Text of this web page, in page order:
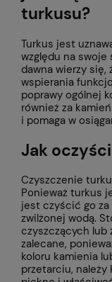
turkusu?
Turkus jest
względu na swoje
dawna wierzy się,
wspierania
poprawy ogólnej
również za
i pomaga w
Jak
Czyszczenie
Ponieważ turkus
jest czyścić go
zwilżonej wodą.
czyszczących lub
zalecane,
koloru kamienia
przetarciu, należy